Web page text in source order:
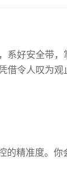
好安全带，
借令人叹为观
的精准度。你